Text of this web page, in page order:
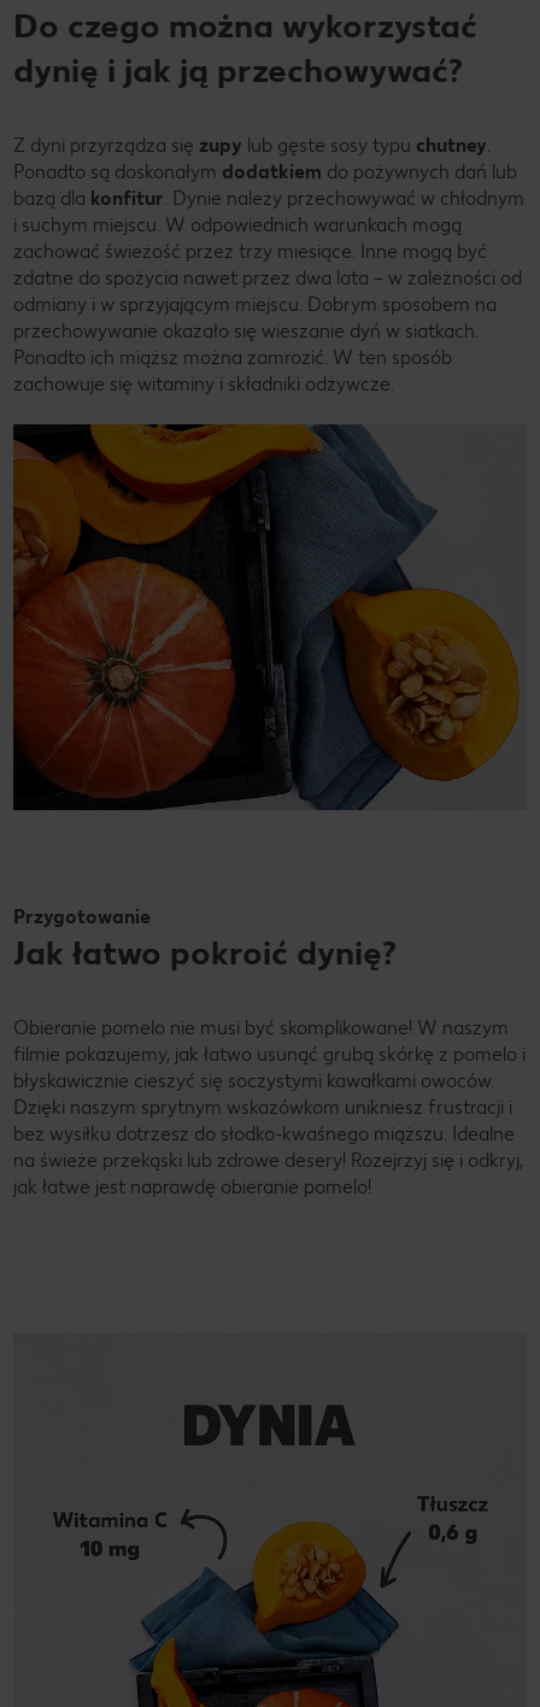
Do czego można wykorzystać
dynię i jak ją przechowywać?
Z dyni przyrządza się zupy lub gęste sosy typu chutney.
Ponadto są doskonałym dodatkiem do pożywnych dań lub
bazą dla konfitur. Dynie należy przechowywać w chłodnym
i suchym miejscu. W odpowiednich warunkach mogą
zachować świeżość przez trzy miesiące. Inne mogą być
zdatne do spożycia nawet przez dwa lata – w zależności od
odmiany i w sprzyjającym miejscu. Dobrym sposobem na
przechowywanie okazało się wieszanie dyń w siatkach.
Ponadto ich miąższ można zamrozić. W ten sposób
zachowuje się witaminy i składniki odżywcze.
Przygotowanie
Jak łatwo pokroić dynię?
Obieranie pomelo nie musi być skomplikowane! W naszym
filmie pokazujemy, jak łatwo usunąć grubą skórkę z pomelo i
błyskawicznie cieszyć się soczystymi kawałkami owoców.
Dzięki naszym sprytnym wskazówkom unikniesz frustracji i
bez wysiłku dotrzesz do słodko-kwaśnego miąższu. Idealne
na świeże przekąski lub zdrowe desery! Rozejrzyj się i odkryj,
jak łatwe jest naprawdę obieranie pomelo!